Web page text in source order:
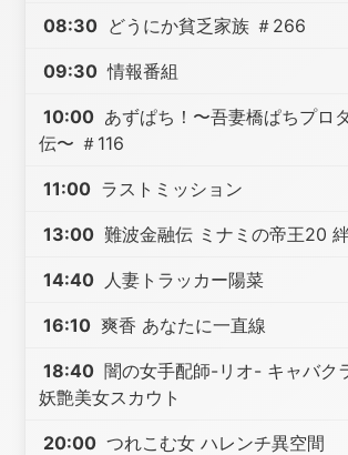
08:30 どうにか貧乏家族 ＃266
09:30 情報番組
10:00 あずぱち！〜吾妻橋ぱちプロ
伝〜 ＃116
11:00 ラストミッション
13:00 難波金融伝 ミナミの帝王20
14:40 人妻トラッカー陽菜
16:10 爽香 あなたに一直線
18:40 闇の女手配師-リオ- キャバク
妖艶美女スカウト
20:00 つれこむ女 ハレンチ異空間